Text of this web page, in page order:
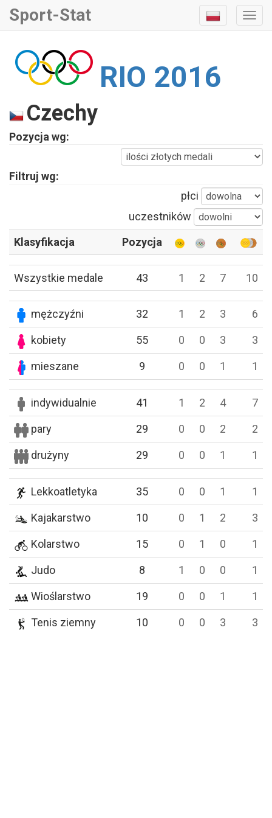
Sport-Stat
RIO 2016
Czechy
Pozycja wg:
Filtruj wg:
płci
uczestników
Klasyfikacja
Pozycja
Wszystkie medale 43 1 2 7 10
mężczyźni 32 1 2 3 6
kobiety 55 0 0 3 3
mieszane 9 0 0 1 1
indywidualnie 41 1 2 4 7
pary 29 0 0 2 2
drużyny 29 0 0 1 1
Lekkoatletyka 35 0 0 1 1
Kajakarstwo 10 0 1 2 3
Kolarstwo 15 0 1 0 1
Judo 8 1 0 0 1
Wioślarstwo 19 0 0 1 1
Tenis ziemny 10 0 0 3 3